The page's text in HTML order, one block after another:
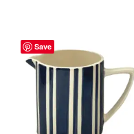
Save